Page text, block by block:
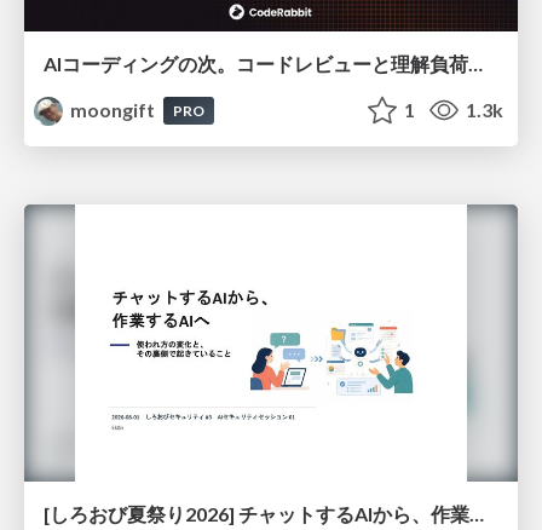
moongift
PRO 1 1.3k
[しろおび夏祭り2026] チャットするAIから、作業するAIへ - 使われ方の変化と、その裏側で起きていること